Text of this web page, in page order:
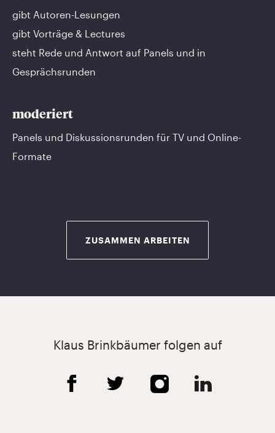
gibt Autoren-Lesungen
gibt Vorträge & Lectures
steht Rede und Antwort auf Panels und in
Gesprächsrunden
moderiert
Panels und Diskussionsrunden für TV und Online-
Formate
ZUSAMMEN ARBEITEN
Klaus Brinkbäumer folgen auf